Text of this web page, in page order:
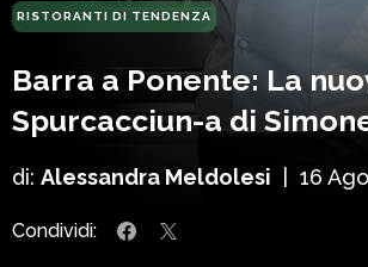
RISTORANTI DI TENDENZA
Barra a Ponente: La
Spurcacciun-a di
di: Alessandra Meldolesi 16
Condividi: